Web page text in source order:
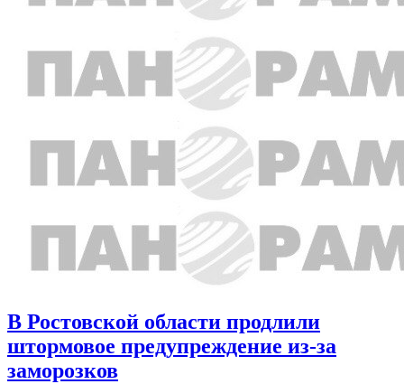
В Ростовской области продлили
штормовое предупреждение из-за
заморозков